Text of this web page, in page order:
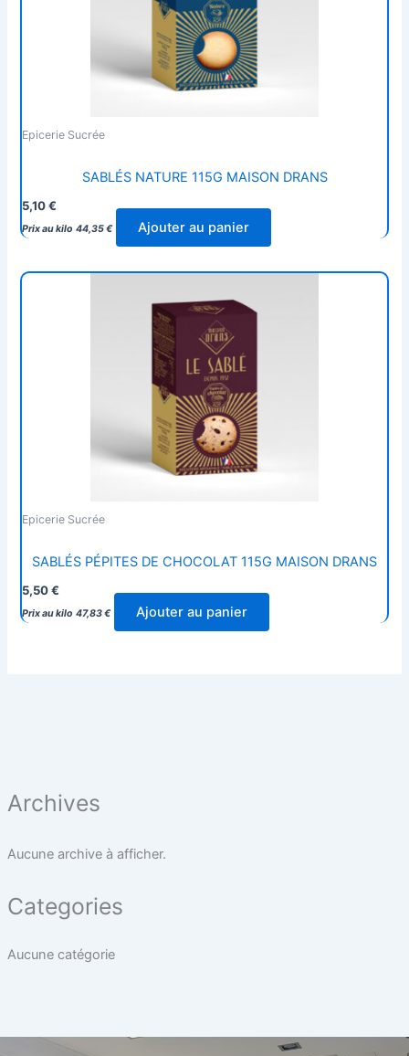
Archives
Aucune archive à afficher.
Categories
Aucune catégorie
Epicerie Sucrée
SABLÉS NATURE 115G MAISON DRANS
5,10€
Prix au kilo 44,35€ Ajouter au panier
Epicerie Sucrée
SABLÉS PÉPITES DE CHOCOLAT 115G MAISON DRANS
5,50€
Prix au kilo 47,83€ Ajouter au panier